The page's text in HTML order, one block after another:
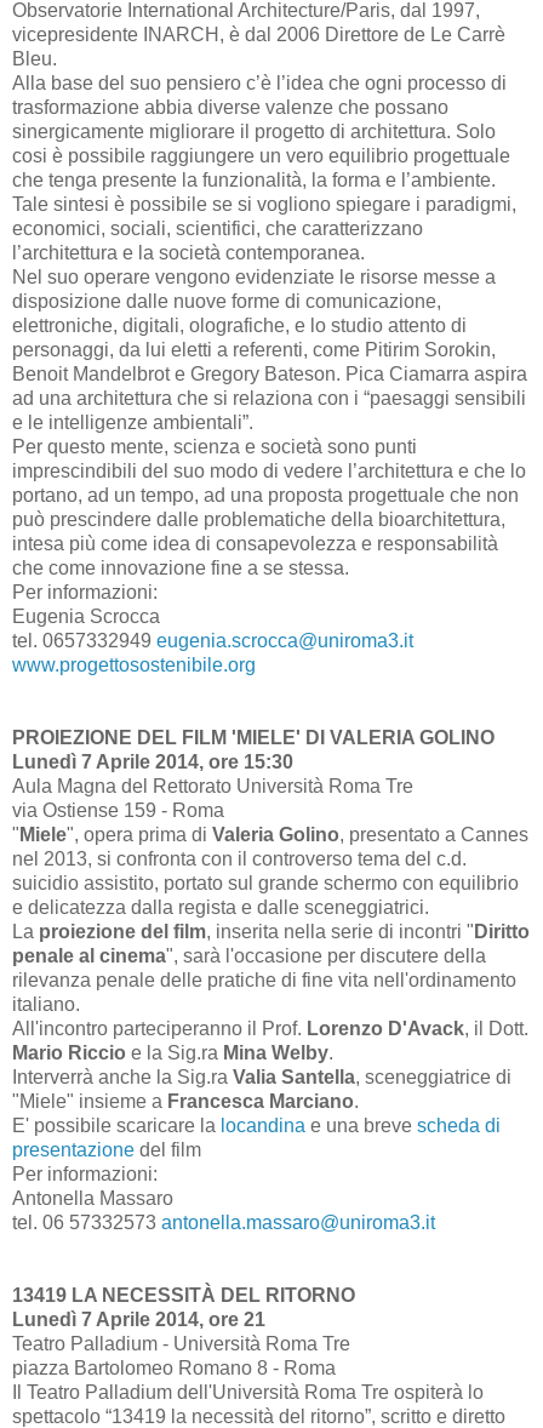
Observatorie International Architecture/Paris, dal 1997,
vicepresidente INARCH, è dal 2006 Direttore de Le Carrè
Bleu.
Alla base del suo pensiero c’è l’idea che ogni processo di
trasformazione abbia diverse valenze che possano
sinergicamente migliorare il progetto di architettura. Solo
cosi è possibile raggiungere un vero equilibrio progettuale
che tenga presente la funzionalità, la forma e l’ambiente.
Tale sintesi è possibile se si vogliono spiegare i paradigmi,
economici, sociali, scientifici, che caratterizzano
l’architettura e la società contemporanea.
Nel suo operare vengono evidenziate le risorse messe a
disposizione dalle nuove forme di comunicazione,
elettroniche, digitali, olografiche, e lo studio attento di
personaggi, da lui eletti a referenti, come Pitirim Sorokin,
Benoit Mandelbrot e Gregory Bateson. Pica Ciamarra aspira
ad una architettura che si relaziona con i “paesaggi sensibili
e le intelligenze ambientali”.
Per questo mente, scienza e società sono punti
imprescindibili del suo modo di vedere l’architettura e che lo
portano, ad un tempo, ad una proposta progettuale che non
può prescindere dalle problematiche della bioarchitettura,
intesa più come idea di consapevolezza e responsabilità
che come innovazione fine a se stessa.
Per informazioni:
Eugenia Scrocca
tel. 0657332949 eugenia.scrocca@uniroma3.it
www.progettosostenibile.org
PROIEZIONE DEL FILM 'MIELE' DI VALERIA GOLINO
Lunedì 7 Aprile 2014, ore 15:30
Aula Magna del Rettorato Università Roma Tre
via Ostiense 159 - Roma
" Miele", opera prima di Valeria Golino, presentato a Cannes
nel 2013, si confronta con il controverso tema del c.d.
suicidio assistito, portato sul grande schermo con equilibrio
e delicatezza dalla regista e dalle sceneggiatrici.
La proiezione del film, inserita nella serie di incontri " Diritto
penale al cinema", sarà l'occasione per discutere della
rilevanza penale delle pratiche di fine vita nell'ordinamento
italiano.
All'incontro parteciperanno il Prof. Lorenzo D'Avack, il Dott.
Mario Riccio e la Sig.ra Mina Welby.
Interverrà anche la Sig.ra Valia Santella, sceneggiatrice di
"Miele" insieme a Francesca Marciano.
E' possibile scaricare la locandina e una breve scheda di
presentazione del film
Per informazioni:
Antonella Massaro
tel. 06 57332573 antonella.massaro@uniroma3.it
13419 LA NECESSITÀ DEL RITORNO
Lunedì 7 Aprile 2014, ore 21
Teatro Palladium - Università Roma Tre
piazza Bartolomeo Romano 8 - Roma
Il Teatro Palladium dell'Università Roma Tre ospiterà lo
spettacolo “13419 la necessità del ritorno”, scritto e diretto